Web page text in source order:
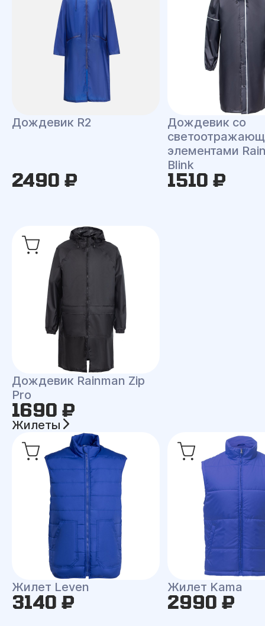
Дождевик R2
2490 ₽
Дождевик со
элементами
Blink
1510 ₽
Дождевик Rainman Zip
Pro
1690 ₽
Жилеты
Жилет Leven
3140 ₽
Жилет Kama
2990 ₽